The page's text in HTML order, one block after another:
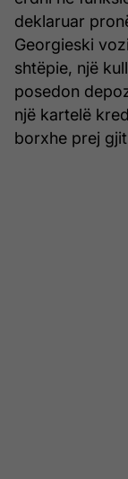
deklaruar
Georgieski
shtëpie, një
posedon
një kartelë
borxhe prej